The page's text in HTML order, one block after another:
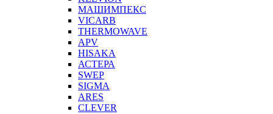
МАШИМПЕКС
VICARB
THERMOWAVE
APV
HISAKA
АСТЕРА
SWEP
SIGMA
ARES
CLEVER